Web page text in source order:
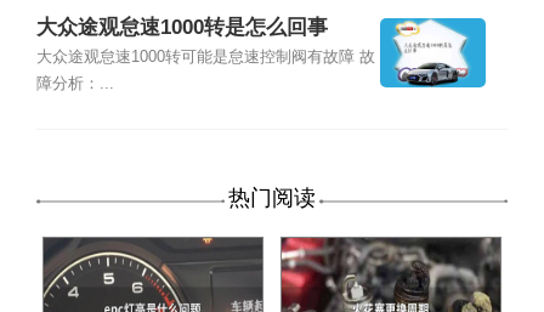
大众途观怠速1000转是怎么回事
大众途观怠速1000转可能是怠速控制阀有故障 故
障分析：...
热门阅读